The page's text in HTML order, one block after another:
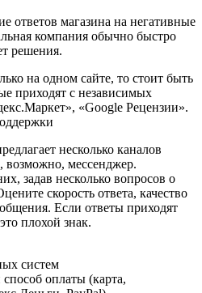
ответов магазина на негативные
компания обычно быстро
решения.
на одном сайте, то стоит быть
приходят с независимых
«Google Рецензии».
несколько каналов
возможно, мессенджер.
задав несколько вопросов о
скорость ответа, качество
Если ответы приходят
плохой знак.
систем
оплаты (карта,